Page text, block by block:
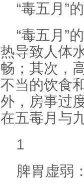
“毒五月”
“毒五月”
热导致人体
畅；其次，
不当的饮食
外，房事过
在五毒月与
1
脾胃虚弱